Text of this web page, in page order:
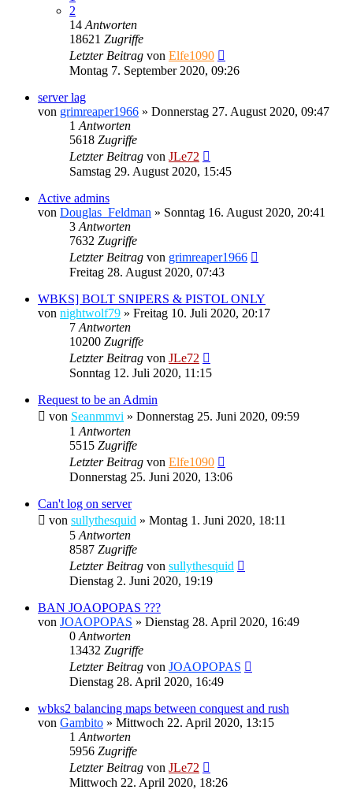
2
14 Antworten
18621 Zugriffe
Letzter Beitrag von Elfe1090
Montag 7. September 2020, 09:26
server lag
von grimreaper1966 » Donnerstag 27. August 2020, 09:47
1 Antworten
5618 Zugriffe
Letzter Beitrag von JLe72
Samstag 29. August 2020, 15:45
Active admins
von Douglas_Feldman » Sonntag 16. August 2020, 20:41
3 Antworten
7632 Zugriffe
Letzter Beitrag von grimreaper1966
Freitag 28. August 2020, 07:43
WBKS] BOLT SNIPERS & PISTOL ONLY
von nightwolf79 » Freitag 10. Juli 2020, 20:17
7 Antworten
10200 Zugriffe
Letzter Beitrag von JLe72
Sonntag 12. Juli 2020, 11:15
Request to be an Admin
von Seanmmvi » Donnerstag 25. Juni 2020, 09:59
1 Antworten
5515 Zugriffe
Letzter Beitrag von Elfe1090
Donnerstag 25. Juni 2020, 13:06
Can't log on server
von sullythesquid » Montag 1. Juni 2020, 18:11
5 Antworten
8587 Zugriffe
Letzter Beitrag von sullythesquid
Dienstag 2. Juni 2020, 19:19
BAN JOAOPOPAS ???
von JOAOPOPAS » Dienstag 28. April 2020, 16:49
0 Antworten
13432 Zugriffe
Letzter Beitrag von JOAOPOPAS
Dienstag 28. April 2020, 16:49
wbks2 balancing maps between conquest and rush
von Gambito » Mittwoch 22. April 2020, 13:15
1 Antworten
5956 Zugriffe
Letzter Beitrag von JLe72
Mittwoch 22. April 2020, 18:26